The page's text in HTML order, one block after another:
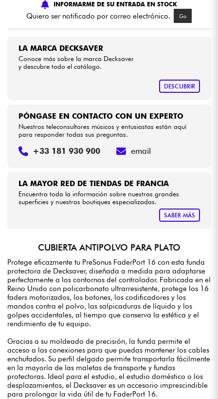
Niños
HiFi
Ver nuestras marcas
INFORMARME DE SU ENTRADA EN STOCK
Quiero ser notificado por correo electrónico. Go
LA MARCA DECKSAVER
Conoce más sobre la marca Decksaver
y descubre todo el catálogo.
DESCUBRIR
LA MAYOR RED DE TIENDAS DE FRANCIA
Encuentra toda la información sobre nuestras grandes
superficies y nuestras boutiques especializadas.
SABER MÁS
PÓNGASE EN CONTACTO CON UN EXPERTO
Nuestros teleconsultores músicos y entusiastas están aquí
para responder todas sus preguntas.
+33 181 930 900 email
CUBIERTA ANTIPOLVO PARA PLATO
Protege eficazmente tu PreSonus FaderPort 16 con esta funda
protectora de Decksaver, diseñada a medida para adaptarse
perfectamente a los contornos del controlador. Fabricada en el
Reino Unido con policarbonato ultrarresistente, protege los 16
faders motorizados, los botones, los codificadores y los
mandos contra el polvo, las salpicaduras de líquido y los
golpes accidentales, al tiempo que conserva la estética y el
rendimiento de tu equipo.
Gracias a su moldeado de precisión, la funda permite el
acceso a las conexiones para que puedas mantener los cables
enchufados. Su perfil delgado permite transportarla fácilmente
en la mayoría de las maletas de transporte y fundas
protectoras. Ideal para el estudio, el estudio doméstico o los
desplazamientos, el Decksaver es un accesorio imprescindible
para prolongar la vida útil de tu FaderPort 16.